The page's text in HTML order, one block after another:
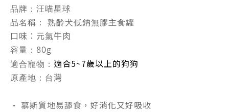
品牌： 汪喵星球
品名稱： 熟齡犬低鈉無膠主食罐
口味：元氣牛肉
容量： 80g
適合寵物： 適合5~7歲以上的狗狗
原產地： 台灣
• 慕斯質地易舔食，好消化又好吸收